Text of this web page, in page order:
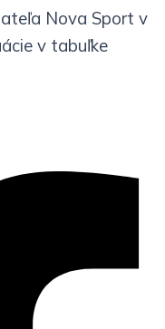
Nova Sport v
v tabuľke